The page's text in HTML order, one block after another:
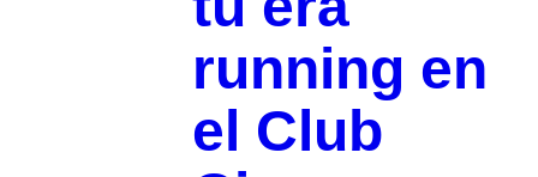
running en
el Club